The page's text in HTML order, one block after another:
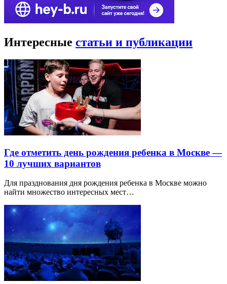
Интересные статьи и публикации
Где отметить день рождения ребенка в Москве —
10 лучших вариантов
Для празднования дня рождения ребенка в Москве можно
найти множество интересных мест…